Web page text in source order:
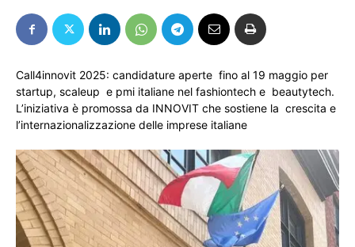
Call4innovit 2025: candidature aperte fino al 19 maggio per
startup, scaleup e pmi italiane nel fashiontech e beautytech.
L’iniziativa è promossa da INNOVIT che sostiene la crescita e
l’internazionalizzazione delle imprese italiane